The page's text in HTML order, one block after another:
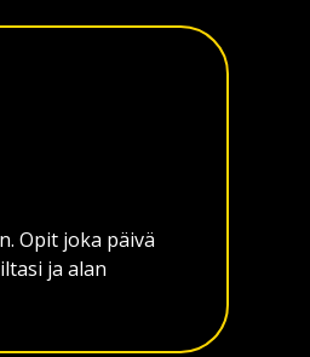
Opit joka päivä
ja alan